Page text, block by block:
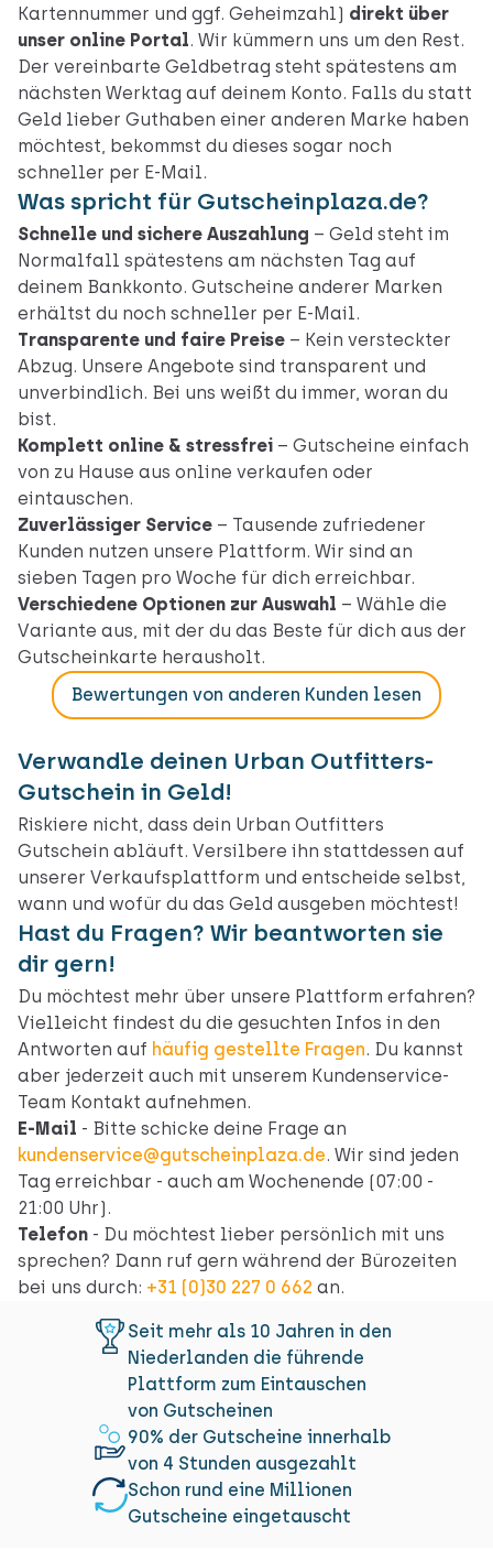
Kartennummer und ggf. Geheimzahl) direkt über
unser online Portal. Wir kümmern uns um den Rest.
Der vereinbarte Geldbetrag steht spätestens am
nächsten Werktag auf deinem Konto. Falls du statt
Geld lieber Guthaben einer anderen Marke haben
möchtest, bekommst du dieses sogar noch
schneller per E-Mail.
Was spricht für Gutscheinplaza.de?
Schnelle und sichere Auszahlung – Geld steht im
Normalfall spätestens am nächsten Tag auf
deinem Bankkonto. Gutscheine anderer Marken
erhältst du noch schneller per E-Mail.
Transparente und faire Preise – Kein versteckter
Abzug. Unsere Angebote sind transparent und
unverbindlich. Bei uns weißt du immer, woran du
bist.
Komplett online & stressfrei – Gutscheine einfach
von zu Hause aus online verkaufen oder
eintauschen.
Zuverlässiger Service – Tausende zufriedener
Kunden nutzen unsere Plattform. Wir sind an
sieben Tagen pro Woche für dich erreichbar.
Verschiedene Optionen zur Auswahl – Wähle die
Variante aus, mit der du das Beste für dich aus der
Gutscheinkarte herausholt.
Bewertungen von anderen Kunden lesen
Verwandle deinen Urban Outfitters-
Gutschein in Geld!
Riskiere nicht, dass dein Urban Outfitters
Gutschein abläuft. Versilbere ihn stattdessen auf
unserer Verkaufsplattform und entscheide selbst,
wann und wofür du das Geld ausgeben möchtest!
Hast du Fragen? Wir beantworten sie
dir gern!
Du möchtest mehr über unsere Plattform erfahren?
Vielleicht findest du die gesuchten Infos in den
Antworten auf häufig gestellte Fragen. Du kannst
aber jederzeit auch mit unserem Kundenservice-
Team Kontakt aufnehmen.
E-Mail - Bitte schicke deine Frage an
kundenservice@gutscheinplaza.de. Wir sind jeden
Tag erreichbar - auch am Wochenende (07:00 -
21:00 Uhr).
Telefon - Du möchtest lieber persönlich mit uns
sprechen? Dann ruf gern während der Bürozeiten
bei uns durch: +31 (0)30 227 0 662 an.
Seit mehr als 10 Jahren in den
Niederlanden die führende
Plattform zum Eintauschen
von Gutscheinen
90% der Gutscheine innerhalb
von 4 Stunden ausgezahlt
Schon rund eine Millionen
Gutscheine eingetauscht